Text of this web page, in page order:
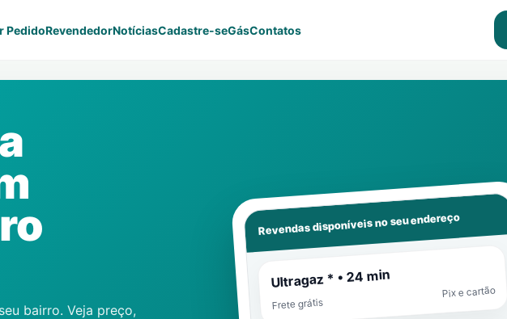
PedidoRevendedorNotíciasCadastre-seGásContatos
bairro. Veja preço,
Revendas disponíveis no seu endereço
Ultragaz * • 24 min
Frete grátis
Pix e cartão